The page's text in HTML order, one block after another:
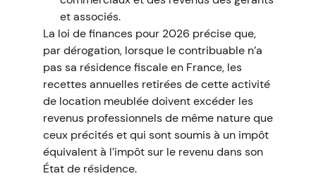
et associés.
La loi de finances pour 2026 précise que,
par dérogation, lorsque le contribuable n’a
pas sa résidence fiscale en France, les
recettes annuelles retirées de cette activité
de location meublée doivent excéder les
revenus professionnels de même nature que
ceux précités et qui sont soumis à un impôt
équivalent à l’impôt sur le revenu dans son
État de résidence.